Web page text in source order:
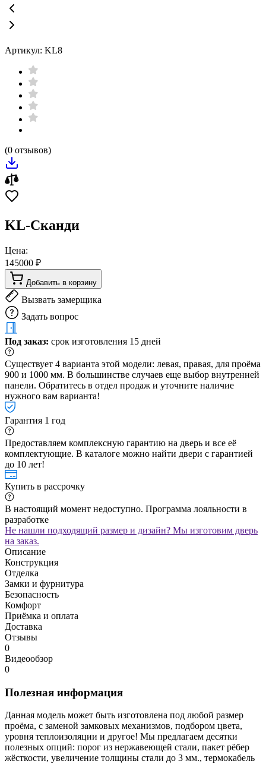
Артикул: KL8
(0 отзывов)
KL-Сканди
Цена:
145000 ₽
Добавить в корзину
Вызвать замерщика
Задать вопрос
Под заказ: срок изготовления 15 дней
Существует 4 варианта этой модели: левая, правая, для проёма
900 и 1000 мм. В большинстве случаев еще выбор внутренней
панели. Обратитесь в отдел продаж и уточните наличие
нужного вам варианта!
Гарантия 1 год
Предоставляем комплексную гарантию на дверь и все её
комплектующие. В каталоге можно найти двери с гарантией
до 10 лет!
Купить в рассрочку
В настоящий момент недоступно. Программа лояльности в
разработке
Не нашли подходящий размер и дизайн? Мы изготовим дверь
на заказ.
Описание
Конструкция
Отделка
Замки и фурнитура
Безопасность
Комфорт
Приёмка и оплата
Доставка
Отзывы
0
Видеообзор
0
Полезная информация
Данная модель может быть изготовлена под любой размер
проёма, с заменой замковых механизмов, подбором цвета,
уровня теплоизоляции и другое! Мы предлагаем десятки
полезных опций: порог из нержавеющей стали, пакет рёбер
жёсткости, увеличение толщины стали до 3 мм., термокабель